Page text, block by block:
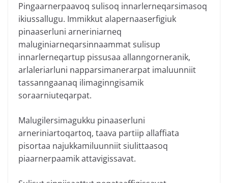
Pingaarnerpaavoq sulisoq innarlerneqarsimasoq
ikiussallugu. Immikkut alapernaaserfigiuk
pinaaserluni arneriniarneq
maluginiarneqarsinnaammat sulisup
innarlerneqartup pissusaa allanngorneranik,
arlaleriarluni napparsimanerarpat imaluunniit
tassanngaanaq ilimaginngisamik
soraarniuteqarpat.
Malugilersimagukku pinaaserluni
arneriniartoqartoq, taava partiip allaffiata
pisortaa najukkamiluunniit siulittaasoq
piaarnerpaamik attavigissavat.